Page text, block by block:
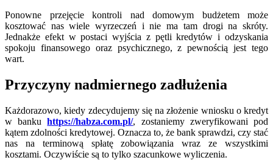
Ponowne przejęcie kontroli nad domowym budżetem może
kosztować nas wiele wyrzeczeń i nie ma tam drogi na skróty.
Jednakże efekt w postaci wyjścia z pętli kredytów i odzyskania
spokoju finansowego oraz psychicznego, z pewnością jest tego
wart.
Przyczyny nadmiernego zadłużenia
Każdorazowo, kiedy zdecydujemy się na złożenie wniosku o kredyt
w bankuhttps://habza.com.pl/, zostaniemy zweryfikowani pod
kątem zdolności kredytowej. Oznacza to, że bank sprawdzi, czy stać
nas na terminową spłatę zobowiązania wraz ze wszystkimi
kosztami. Oczywiście są to tylko szacunkowe wyliczenia.